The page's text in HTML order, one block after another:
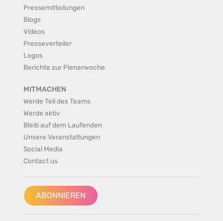
Pressemitteilungen
Blogs
Videos
Presseverteiler
Logos
Berichte zur Plenarwoche
MITMACHEN
Werde Teil des Teams
Werde aktiv
Bleib auf dem Laufenden
Unsere Veranstaltungen
Social Media
Contact us
ABONNIEREN